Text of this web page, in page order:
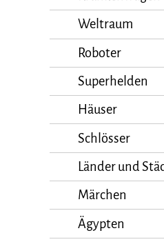
Weltraum
Roboter
Superhelden
Häuser
Schlösser
Länder und
Märchen
Ägypten